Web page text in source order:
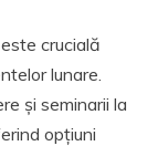
crucială
lunare.
și seminarii la
opțiuni